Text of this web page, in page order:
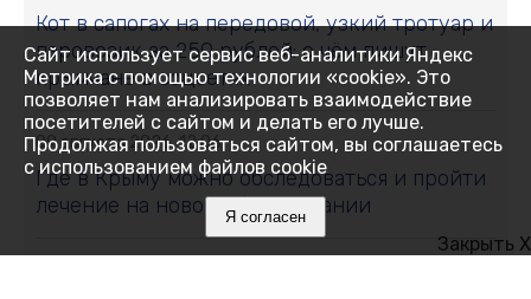
Кот в сапогах на передовой, узкий тротуар и
паровозик за 250 рублей: о чём пишут
крымчане в соцсетях
09 августа 2026, 12:06
Где в Крыму можно обследоваться и пройти
лечение на новом оборудовании
Закрыть X
Сайт использует сервис веб-аналитики Яндекс
Метрика с помощью технологии «cookie». Это
позволяет нам анализировать взаимодействие
посетителей с сайтом и делать его лучше.
Продолжая пользоваться сайтом, вы соглашаетесь
с использованием файлов cookie
Я согласен